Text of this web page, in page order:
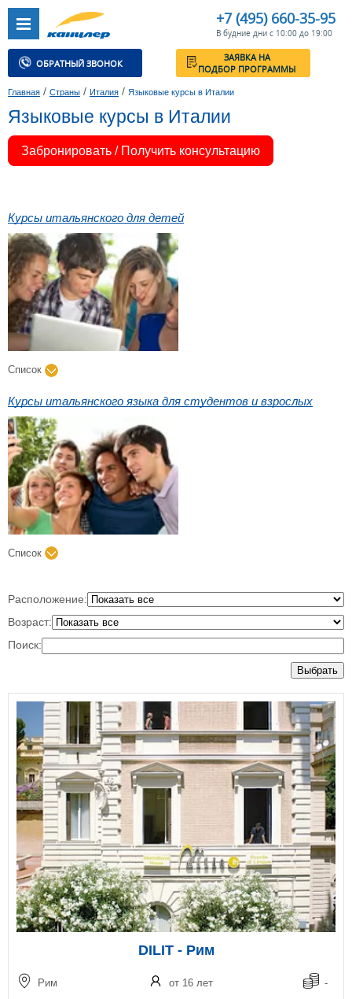
+7 (495) 660-35-95
В будние дни с 10:00 до 19:00
ОБРАТНЫЙ ЗВОНОК
ЗАЯВКА НА
ПОДБОР ПРОГРАММЫ
Главная / Страны / Италия / Языковые курсы в Италии
Языковые курсы в Италии
Забронировать / Получить консультацию
Курсы итальянского для детей
Список
Курсы итальянского языка для студентов и взрослых
Список
Расположение:
Возраст:
Поиск:
Выбрать
DILIT - Рим
Рим от 16 лет -